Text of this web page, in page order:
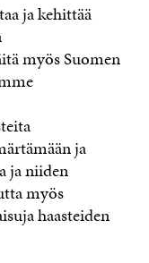
ja kehittää
myös Suomen
ja
ja niiden
myös
haasteiden